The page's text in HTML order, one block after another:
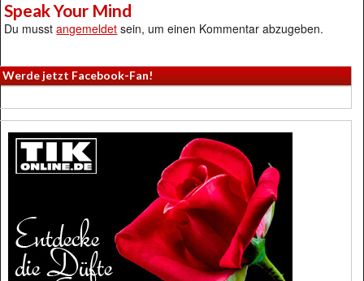
Speak Your Mind
Du musstangemeldet sein, um einen Kommentar abzugeben.
Werde jetzt Facebook-Fan!